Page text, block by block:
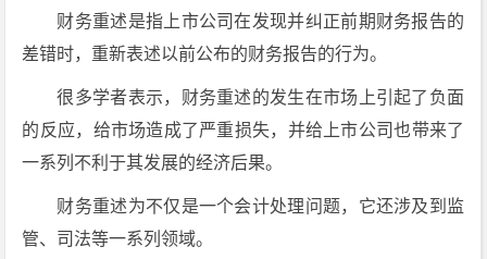
财务重述是指上市公司在发现并纠正前期财务报告的
差错时，重新表述以前公布的财务报告的行为。
很多学者表示，财务重述的发生在市场上引起了负面
的反应，给市场造成了严重损失，并给上市公司也带来了
一系列不利于其发展的经济后果。
财务重述为不仅是一个会计处理问题，它还涉及到监
管、司法等一系列领域。